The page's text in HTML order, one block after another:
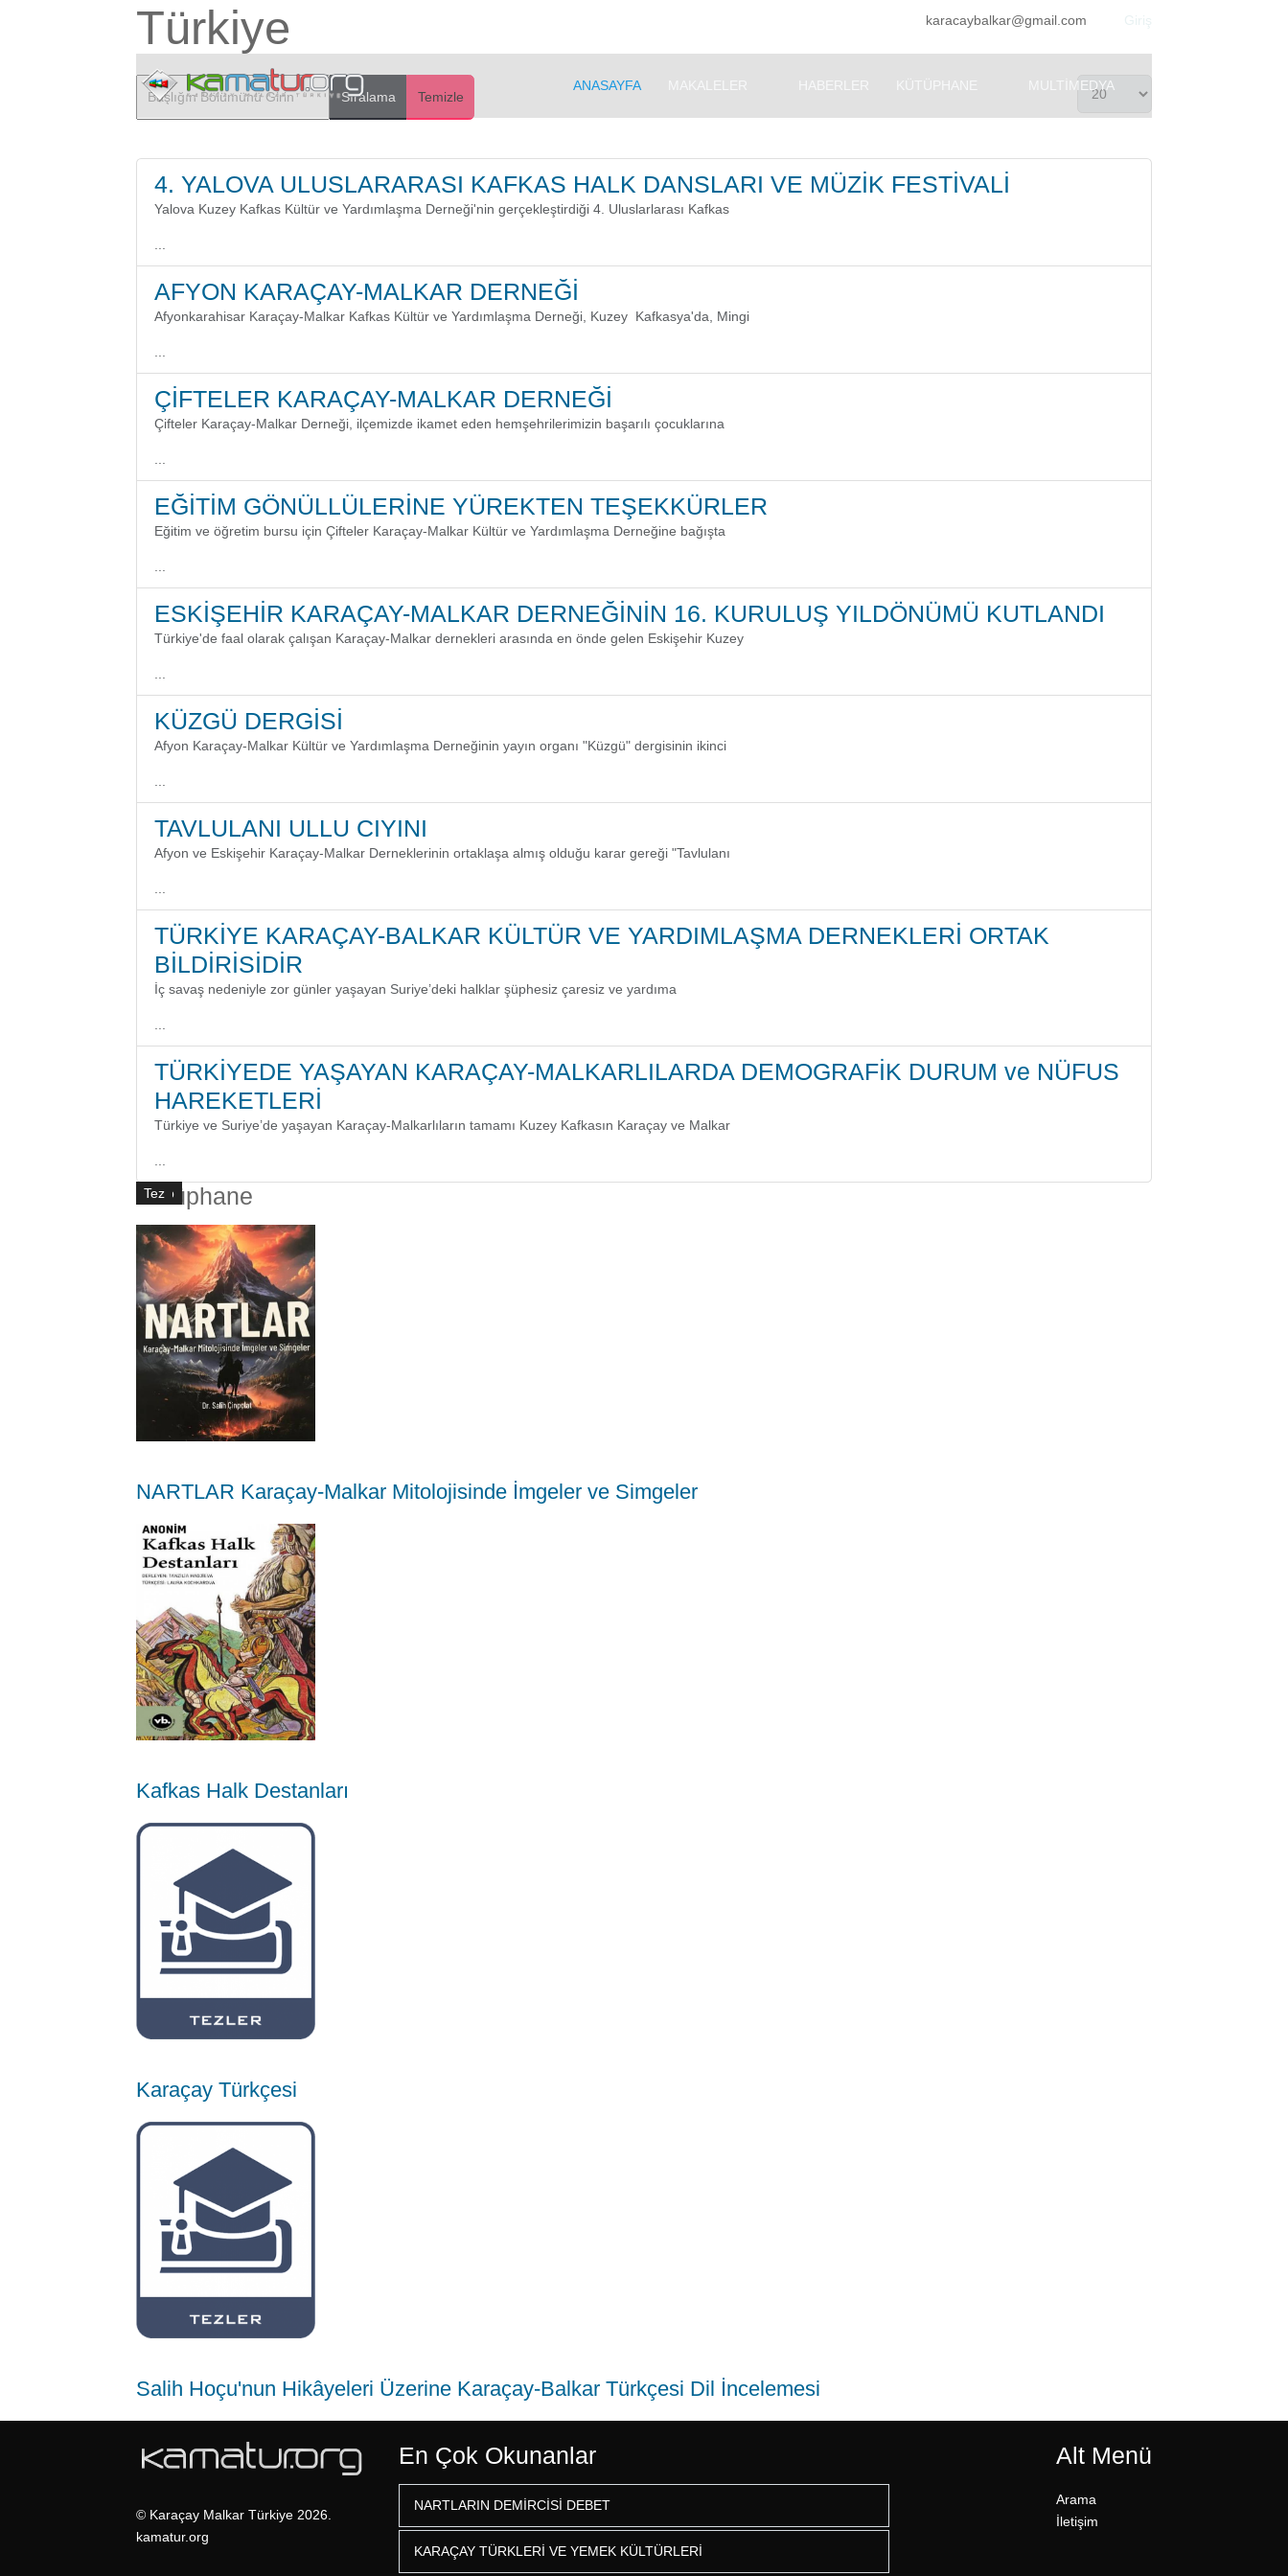
karacaybalkar@gmail.com
ANASAYFA MAKALELER HABERLER KÜTÜPHANE MULTIMEDYA
Türkiye
Sıralama Temizle
4. YALOVA ULUSLARARASI KAFKAS HALK DANSLARI VE MÜZİK FESTİVALİ
Yalova Kuzey Kafkas Kültür ve Yardımlaşma Derneği'nin gerçekleştirdiği 4. Uluslarlarası Kafkas
AFYON KARAÇAY-MALKAR DERNEĞİ
Afyonkarahisar Karaçay-Malkar Kafkas Kültür ve Yardımlaşma Derneği, Kuzey Kafkasya'da, Mingi
ÇİFTELER KARAÇAY-MALKAR DERNEĞİ
Çifteler Karaçay-Malkar Derneği, ilçemizde ikamet eden hemşehrilerimizin başarılı çocuklarına
EĞİTİM GÖNÜLLÜLERİNE YÜREKTEN TEŞEKKÜRLER
Eğitim ve öğretim bursu için Çifteler Karaçay-Malkar Kültür ve Yardımlaşma Derneğine bağışta
ESKİŞEHİR KARAÇAY-MALKAR DERNEĞİNİN 16. KURULUŞ YILDÖNÜMÜ KUTLANDI
Türkiye'de faal olarak çalışan Karaçay-Malkar dernekleri arasında en önde gelen Eskişehir Kuzey
KÜZGÜ DERGİSİ
Afyon Karaçay-Malkar Kültür ve Yardımlaşma Derneğinin yayın organı "Küzgü" dergisinin ikinci
TAVLULANI ULLU CIYINI
Afyon ve Eskişehir Karaçay-Malkar Derneklerinin ortaklaşa almış olduğu karar gereği "Tavlulanı
TÜRKİYE KARAÇAY-BALKAR KÜLTÜR VE YARDIMLAŞMA DERNEKLERİ ORTAK
BİLDİRİSİDİR
İç savaş nedeniyle zor günler yaşayan Suriye’deki halklar şüphesiz çaresiz ve yardıma
TÜRKİYEDE YAŞAYAN KARAÇAY-MALKARLILARDA DEMOGRAFİK DURUM ve NÜFUS
HAREKETLERİ
Türkiye ve Suriye’de yaşayan Karaçay-Malkarlıların tamamı Kuzey Kafkasın Karaçay ve Malkar
Kütüphane
Kitap
NARTLAR Karaçay-Malkar Mitolojisinde İmgeler ve Simgeler
Kitap
Kafkas Halk Destanları
Tez
Karaçay Türkçesi
Tez
Salih Hoçu'nun Hikâyeleri Üzerine Karaçay-Balkar Türkçesi Dil İncelemesi
© Karaçay Malkar Türkiye 2026.
kamatur.org
En Çok Okunanlar
NARTLARIN DEMİRCİSİ DEBET
KARAÇAY TÜRKLERİ VE YEMEK KÜLTÜRLERİ
Alt Menü
Arama
İletişim